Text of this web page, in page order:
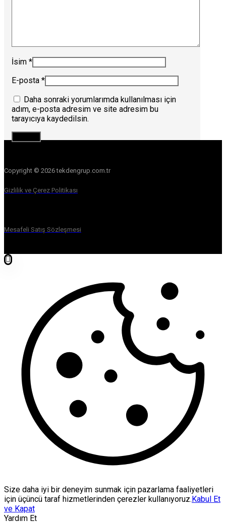
İsim *
E-posta *
Daha sonraki yorumlarımda kullanılması için
adım, e-posta adresim ve site adresim bu
tarayıcıya kaydedilsin.
Copyright © 2026 tekdengrup.com.tr
Gizlilik ve Çerez Politikası
Mesafeli Satış Sözleşmesi
Size daha iyi bir deneyim sunmak için pazarlama faaliyetleri
için üçüncü taraf hizmetlerinden çerezler kullanıyoruz. Kabul Et
ve Kapat
Yardım Et